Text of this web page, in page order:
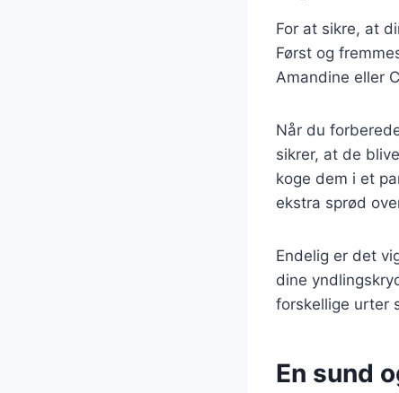
For at sikre, at
Først og
Amandine eller
Når du
sikrer, at de
koge dem i et
ekstra sprød
Endelig er det
dine
forskellige urter
En sund